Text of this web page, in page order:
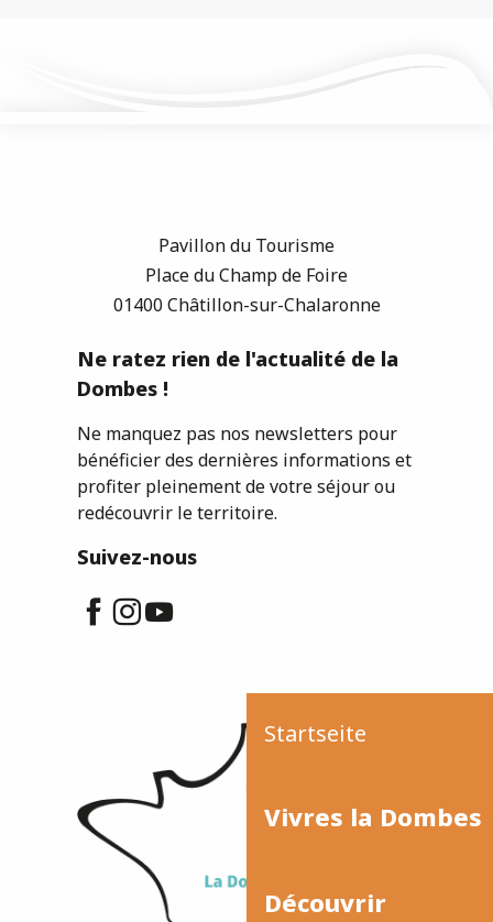
Startseite
Vivres la Dombes
Découvrir
Pavillon du Tourisme
Place du Champ de Foire
01400 Châtillon-sur-Chalaronne
Ne ratez rien de l'actualité de la
Dombes !
Ne manquez pas nos newsletters pour
bénéficier des dernières informations et
profiter pleinement de votre séjour ou
redécouvrir le territoire.
Suivez-nous